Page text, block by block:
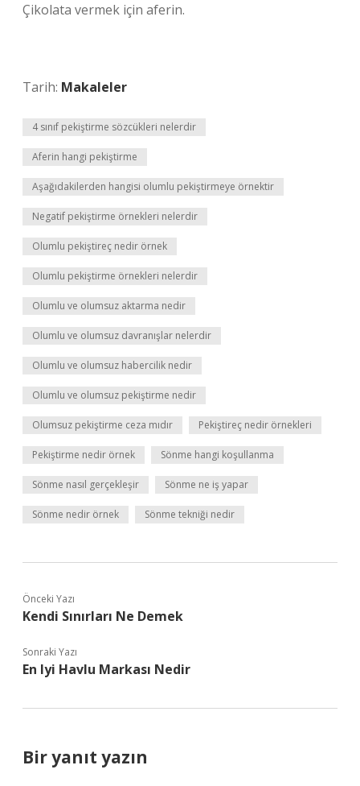
Çikolata vermek için aferin.
Tarih: Makaleler
4 sınıf pekiştirme sözcükleri nelerdir
Aferin hangi pekiştirme
Aşağıdakilerden hangisi olumlu pekiştirmeye örnektir
Negatif pekiştirme örnekleri nelerdir
Olumlu pekiştireç nedir örnek
Olumlu pekiştirme örnekleri nelerdir
Olumlu ve olumsuz aktarma nedir
Olumlu ve olumsuz davranışlar nelerdir
Olumlu ve olumsuz habercilik nedir
Olumlu ve olumsuz pekiştirme nedir
Olumsuz pekiştirme ceza mıdır Pekiştireç nedir örnekleri
Pekiştirme nedir örnek Sönme hangi koşullanma
Sönme nasıl gerçekleşir Sönme ne iş yapar
Sönme nedir örnek Sönme tekniği nedir
Önceki Yazı
Kendi Sınırları Ne Demek
Sonraki Yazı
En Iyi Havlu Markası Nedir
Bir yanıt yazın